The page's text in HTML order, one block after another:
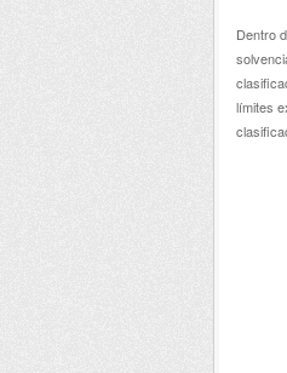
Dentro
límites